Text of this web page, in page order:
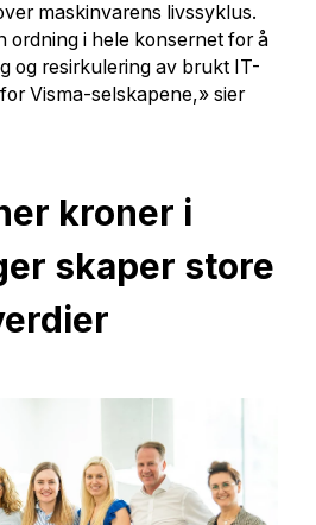
maskinvarens livssyklus.
ordning i hele konsernet for å
og resirkulering av brukt IT-
Visma-selskapene,» sier
kroner i
skaper store